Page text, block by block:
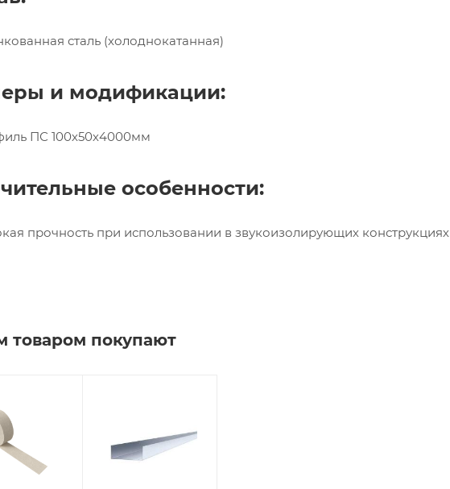
сталь (холоднокатанная)
и модификации:
ПС 100х50х4000мм
особенности:
прочность при использовании в звукоизолирующих конструкциях
товаром покупают